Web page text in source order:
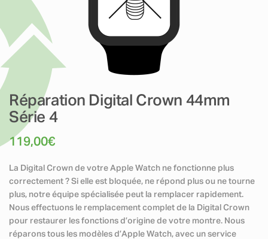
Réparation Digital Crown 44mm
Série 4
119,00€
La Digital Crown de votre Apple Watch ne fonctionne plus
correctement ? Si elle est bloquée, ne répond plus ou ne tourne
plus, notre équipe spécialisée peut la remplacer rapidement.
Nous effectuons le remplacement complet de la Digital Crown
pour restaurer les fonctions d’origine de votre montre. Nous
réparons tous les modèles d’Apple Watch, avec un service